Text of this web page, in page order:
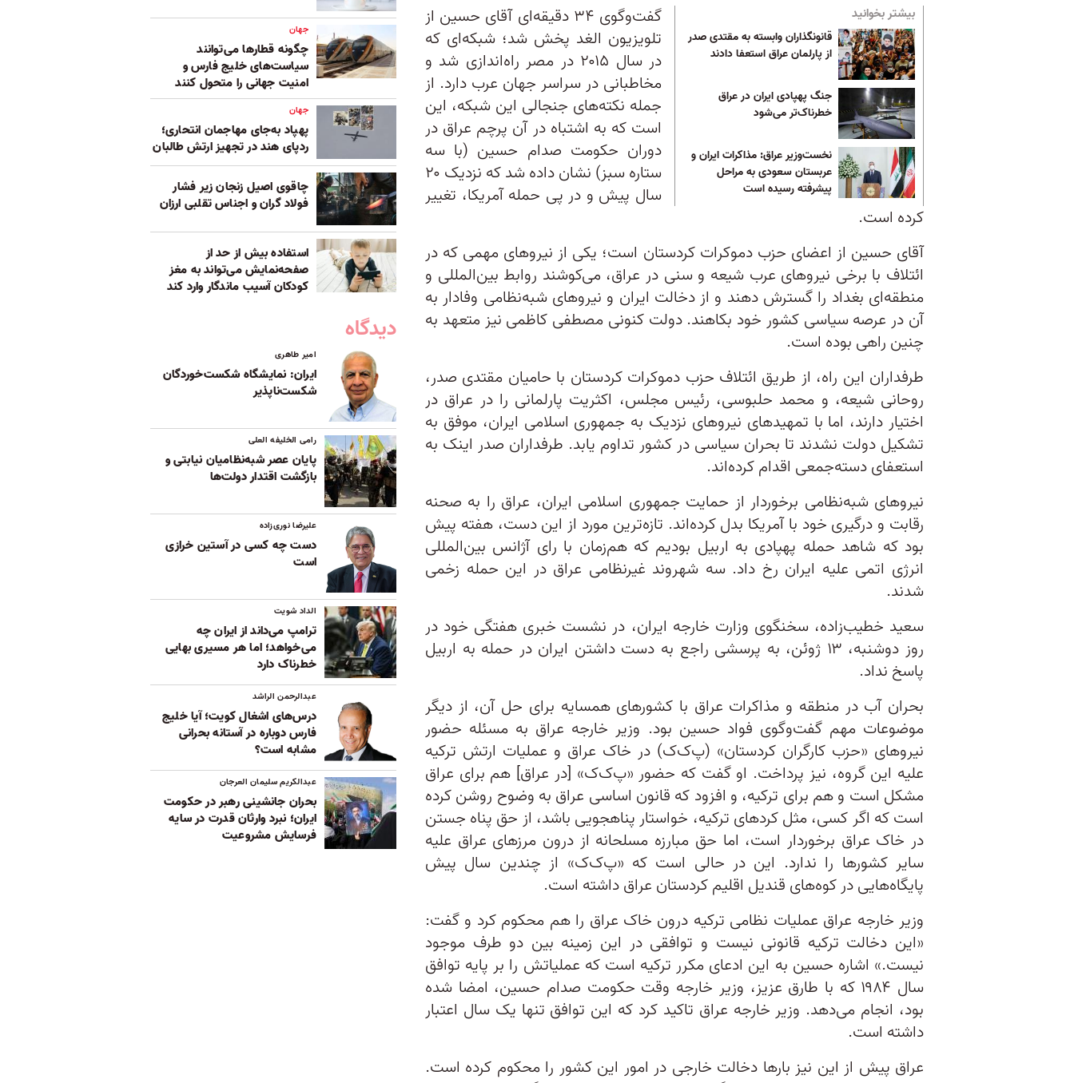
بیشتر بخوانید
قانونگذاران وابسته به مقتدی صدر
از پارلمان عراق استعفا دادند
جنگ پهپادی ایران در عراق
خطرناک‌تر می‌شود
نخست‌وزیر عراق: مذاکرات ایران و
عربستان سعودی به مراحل
پیشرفته رسیده است
گفت‌وگوی ۳۴ دقیقه‌ای آقای حسین از
تلویزیون الغد پخش شد؛ شبکه‌ای که
در سال ۲۰۱۵ در مصر راه‌اندازی شد و
مخاطبانی در سراسر جهان عرب دارد. از
جمله نکته‌های جنجالی این شبکه، این
است که به اشتباه در آن پرچم عراق در
دوران حکومت صدام حسین (با سه
ستاره سبز) نشان داده شد که نزدیک ۲۰
سال پیش و در پی حمله آمریکا، تغییر
کرده است.
آقای حسین از اعضای حزب دموکرات کردستان است؛ یکی از نیروهای مهمی که در
ائتلاف با برخی نیروهای عرب شیعه و سنی در عراق، می‌کوشند روابط بین‌المللی و
منطقه‌ای بغداد را گسترش دهند و از دخالت ایران و نیروهای شبه‌نظامی وفادار به
آن در عرصه سیاسی کشور خود بکاهند. دولت کنونی مصطفی کاظمی نیز متعهد به
چنین راهی بوده است.
طرفداران این راه، از طریق ائتلاف حزب دموکرات کردستان با حامیان مقتدی صدر،
روحانی شیعه، و محمد حلبوسی، رئیس مجلس، اکثریت پارلمانی را در عراق در
اختیار دارند، اما با تمهیدهای نیروهای نزدیک به جمهوری اسلامی ایران، موفق به
تشکیل دولت نشدند تا بحران سیاسی در کشور تداوم یابد. طرفداران صدر اینک به
استعفای دسته‌جمعی اقدام کرده‌اند.
نیروهای شبه‌نظامی‌ برخوردار از حمایت جمهوری اسلامی ایران، عراق را به صحنه
رقابت و درگیری خود با آمریکا بدل کرده‌اند. تازه‌ترین مورد از این دست، هفته پیش
بود که شاهد حمله‌ پهپادی به اربیل بودیم که هم‌زمان با رای آژانس بین‌المللی
انرژی اتمی علیه ایران رخ داد. سه شهروند غیرنظامی عراق در این حمله زخمی
شدند.
سعید خطیب‌زاده، سخنگوی وزارت خارجه ایران، در نشست خبری هفتگی‌ خود در
روز دوشنبه، ۱۳ ژوئن، به پرسشی راجع به دست داشتن ایران در حمله به اربیل
پاسخ نداد.
بحران آب در منطقه و مذاکرات عراق با کشورهای همسایه برای حل آن، از دیگر
موضوعات مهم گفت‌وگوی فواد حسین بود. وزیر خارجه عراق به مسئله حضور
نیروهای «حزب کارگران کردستان» (پ‌ک‌ک) در خاک عراق و عملیات ارتش ترکیه
علیه این گروه، نیز پرداخت. او گفت که حضور «پ‌ک‌ک» [در عراق] هم برای عراق
مشکل است و هم برای ترکیه، و افزود که قانون اساسی عراق به وضوح روشن کرده
است که اگر کسی، مثل کردهای ترکیه، خواستار پناهجویی باشد، از حق پناه جستن
در خاک عراق برخوردار است، اما حق مبارزه مسلحانه از درون مرزهای عراق علیه
سایر کشورها را ندارد. این در حالی است که «پ‌ک‌ک» از چندین سال پیش
پایگاه‌هایی در کوه‌های قندیل اقلیم کردستان عراق داشته است.
وزیر خارجه عراق عملیات نظامی ترکیه درون خاک عراق را هم محکوم کرد و گفت:
«این دخالت ترکیه قانونی نیست و توافقی در این زمینه بین دو طرف موجود
نیست.» اشاره حسین به این ادعای مکرر ترکیه است که عملیاتش را بر پایه توافق
سال ۱۹۸۴ که با طارق عزیز، وزیر خارجه وقت حکومت صدام حسین، امضا شده
بود، انجام می‌دهد. وزیر خارجه عراق تاکید کرد که این توافق تنها یک سال اعتبار
داشته است.
عراق پیش از این نیز بارها دخالت خارجی در امور این کشور را محکوم کرده است.
جهان
چگونه قطارها می‌توانند
سیاست‌های خلیج فارس و
امنیت جهانی را متحول کنند
جهان
پهپاد به‌جای مهاجمان انتحاری؛
ردپای هند در تجهیز ارتش طالبان
چاقوی اصیل زنجان زیر فشار
فولاد گران و اجناس تقلبی ارزان
استفاده بیش از حد از
صفحه‌نمایش می‌تواند به مغز
کودکان آسیب ماندگار وارد کند
دیدگاه
امیر طاهری
ایران: نمایشگاه شکست‌خوردگان
شکست‌ناپذیر
رامی الخلیفه العلی
پایان عصر شبه‌نظامیان نیابتی و
بازگشت اقتدار دولت‌ها
علیرضا نوری‌زاده
دست چه کسی در آستین خرازی
است
الداد شویت
ترامپ می‌داند از ایران چه
می‌خواهد؛ اما هر مسیری بهایی
خطرناک دارد
عبدالرحمن الراشد
درس‌های اشغال کویت؛ آیا خلیج
فارس دوباره در آستانه بحرانی
مشابه است؟
عبدالکریم سلیمان العرجان
بحران جانشینی رهبر در حکومت
ایران؛ نبرد وارثان قدرت در سایه
فرسایش مشروعیت